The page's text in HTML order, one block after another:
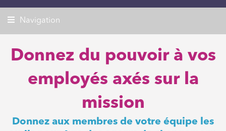
Navigation
Donnez du pouvoir à vos
employés axés sur la
mission
Donnez aux membres de votre équipe les